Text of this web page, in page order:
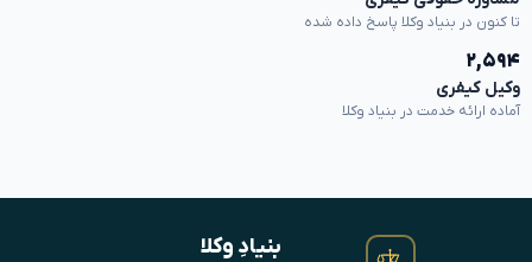
تا کنون در بنیاد وکلا پاسخ داده شده
۲,۵۹۴
وکیل کیفری
آماده ارائه خدمت در بنیاد وکلا
بنیادِ وکلا